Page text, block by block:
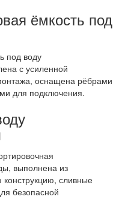
ёмкость под
с усиленной
оснащена рёбрами
для подключения.
выполнена из
сливные
безопасной